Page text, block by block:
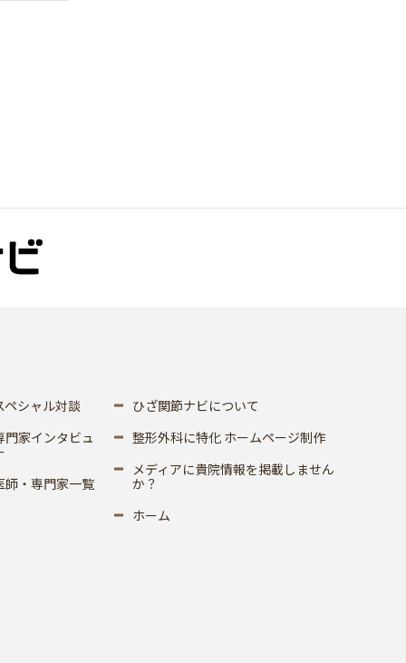
ペシャル対談
門家インタビュ
師・専門家一覧
ひざ関節ナビについて
整形外科に特化 ホームページ制作
メディアに貴院情報を掲載しません
か？
ホーム